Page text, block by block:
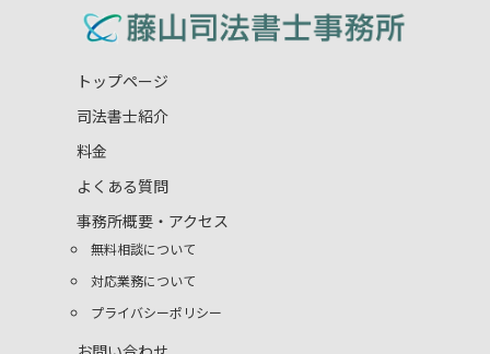
トップページ
司法書士紹介
料金
よくある質問
事務所概要・アクセス
無料相談について
対応業務について
プライバシーポリシー